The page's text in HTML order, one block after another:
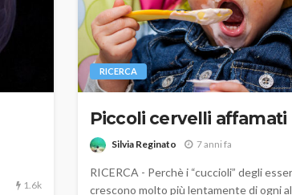
1.6k
RICERCA
Piccoli cervelli affamati
Silvia Reginato 7 anni fa
RICERCA - Perchè i “cuccioli” degli
crescono molto più lentamente di ogni